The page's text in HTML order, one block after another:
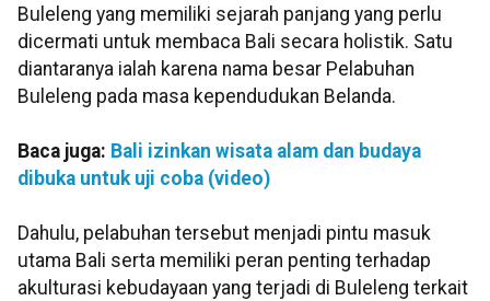
Buleleng yang memiliki sejarah panjang yang perlu
dicermati untuk membaca Bali secara holistik. Satu
diantaranya ialah karena nama besar Pelabuhan
Buleleng pada masa kependudukan Belanda.
Baca juga: Bali izinkan wisata alam dan budaya
dibuka untuk uji coba (video)
Dahulu, pelabuhan tersebut menjadi pintu masuk
utama Bali serta memiliki peran penting terhadap
akulturasi kebudayaan yang terjadi di Buleleng terkait